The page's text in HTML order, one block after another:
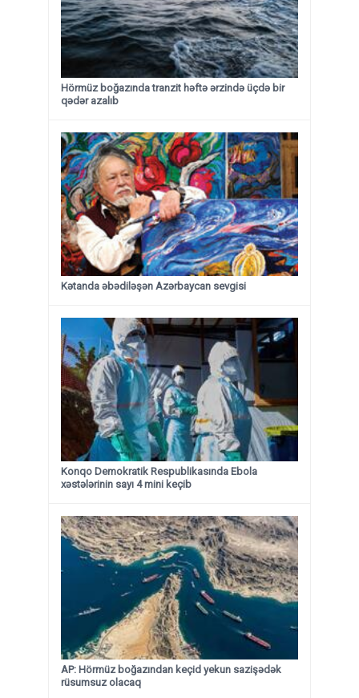
Hörmüz boğazında tranzit həftə ərzində üçdə bir
qədər azalıb
Kətanda əbədiləşən Azərbaycan sevgisi
Konqo Demokratik Respublikasında Ebola
xəstələrinin sayı 4 mini keçib
AP: Hörmüz boğazından keçid yekun sazişədək
rüsumsuz olacaq